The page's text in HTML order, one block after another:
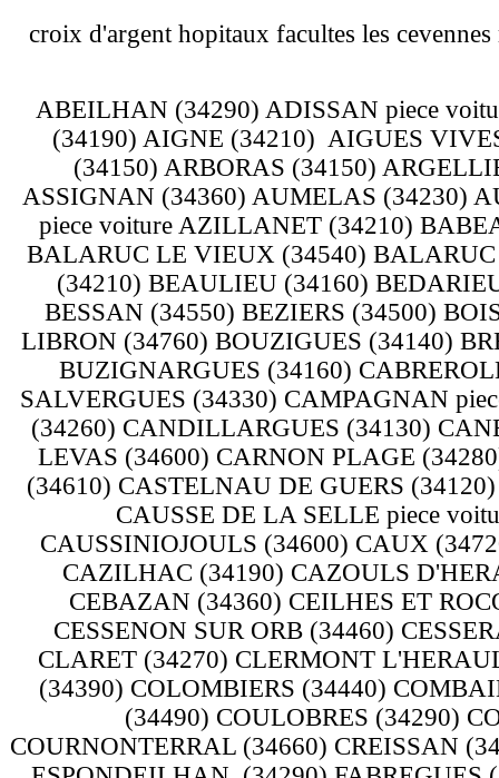
croix d'argent hopitaux facultes les
ABEILHAN (34290) ADISSAN piece
(34190) AIGNE (34210) AIGUES
(34150) ARBORAS (34150)
ASSIGNAN (34360) AUMELAS (34230)
piece voiture AZILLANET (34210)
BALARUC LE VIEUX (34540)
(34210) BEAULIEU (34160)
BESSAN (34550) BEZIERS (34500)
LIBRON (34760) BOUZIGUES (34140)
BUZIGNARGUES (34160)
SALVERGUES (34330) CAMPAGNAN
(34260) CANDILLARGUES (34130)
LEVAS (34600) CARNON PLAGE
(34610) CASTELNAU DE GUERS
CAUSSE DE LA SELLE piece
CAUSSINIOJOULS (34600) CAUX
CAZILHAC (34190) CAZOULS
CEBAZAN (34360) CEILHES ET
CESSENON SUR ORB (34460)
CLARET (34270) CLERMONT
(34390) COLOMBIERS (34440)
(34490) COULOBRES (34290)
COURNONTERRAL (34660) CREISSAN